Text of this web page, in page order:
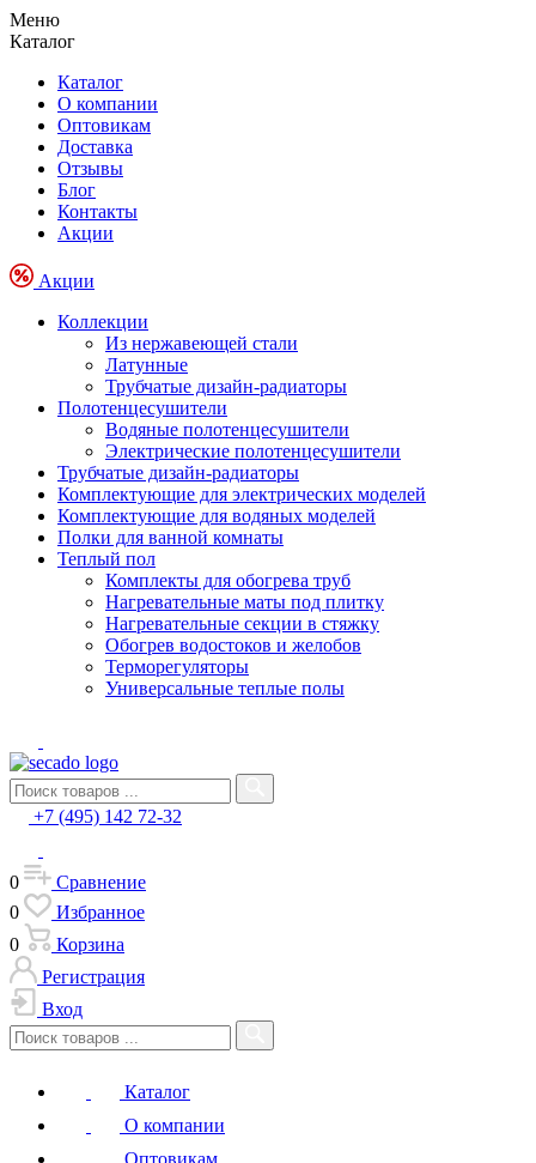
Меню
Каталог
Каталог
О компании
Оптовикам
Доставка
Отзывы
Блог
Контакты
Акции
Акции
Коллекции
Из нержавеющей стали
Латунные
Трубчатые дизайн-радиаторы
Полотенцесушители
Водяные полотенцесушители
Электрические полотенцесушители
Трубчатые дизайн-радиаторы
Комплектующие для электрических моделей
Комплектующие для водяных моделей
Полки для ванной комнаты
Теплый пол
Комплекты для обогрева труб
Нагревательные маты под плитку
Нагревательные секции в стяжку
Обогрев водостоков и желобов
Терморегуляторы
Универсальные теплые полы
+7 (495) 142 72-32
0
Сравнение
0
Избранное
0
Корзина
Регистрация
Вход
Каталог
О компании
Оптовикам